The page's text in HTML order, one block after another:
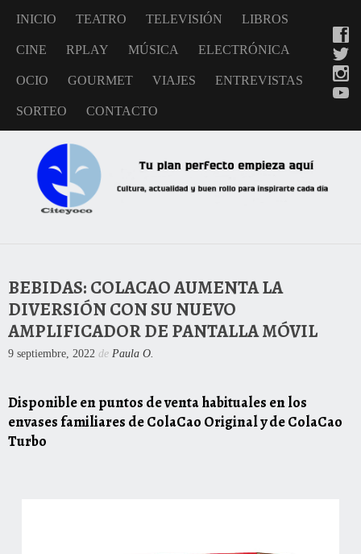
INICIO TEATRO TELEVISIÓN LIBROS
CINE RPLAY MÚSICA ELECTRÓNICA
OCIO GOURMET VIAJES ENTREVISTAS
SORTEO CONTACTO
BEBIDAS: COLACAO AUMENTA LA
DIVERSIÓN CON SU NUEVO
AMPLIFICADOR DE PANTALLA MÓVIL
9 septiembre, 2022 de Paula O.
Disponible en puntos de venta habituales en los
envases familiares de ColaCao Original y de ColaCao
Turbo